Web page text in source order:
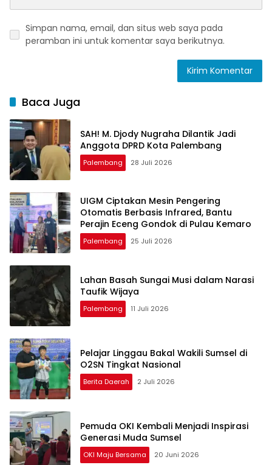
Simpan nama, email, dan situs web saya pada
peramban ini untuk komentar saya berikutnya.
Baca Juga
SAH! M. Djody Nugraha Dilantik Jadi
Anggota DPRD Kota Palembang
Palembang 28 Juli 2026
UIGM Ciptakan Mesin Pengering
Otomatis Berbasis Infrared, Bantu
Perajin Eceng Gondok di Pulau Kemaro
Palembang 25 Juli 2026
Lahan Basah Sungai Musi dalam Narasi
Taufik Wijaya
Palembang 11 Juli 2026
Pelajar Linggau Bakal Wakili Sumsel di
O2SN Tingkat Nasional
Berita Daerah 2 Juli 2026
Pemuda OKI Kembali Menjadi Inspirasi
Generasi Muda Sumsel
OKI Maju Bersama 20 Juni 2026